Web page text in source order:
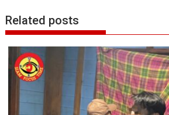
Related posts